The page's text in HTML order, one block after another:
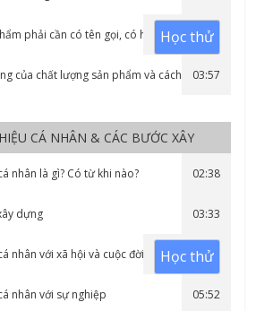
phải cần có tên gọi, có hình ảnh 02:14
Học thử
của chất lượng sản phẩm và cách tiếp cận
03:57
CÁ NHÂN & CÁC BƯỚC XÂY
CHO CHÍNH MÌNH
nhân là gì? Có từ khi nào? 02:38
dựng 03:33
nhân với xã hội và cuộc đời 02:29
Học thử
nhân với sự nghiệp 05:52